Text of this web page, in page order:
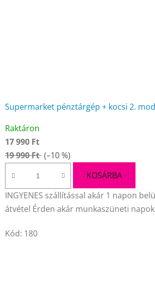
Supermarket pénztárgép + kocsi 2.
termék
átlagos
értékelése
ből
5,0
csillag.
Raktáron
17 990 Ft
19 990 Ft (–10 %)
KOSÁRBA
INGYENES szállítással akár 1 napon
átvétel Érden akár munkaszüneti
Kód: 180